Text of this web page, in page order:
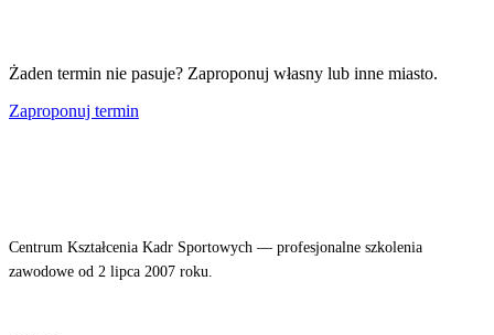
Żaden termin nie pasuje? Zaproponuj własny lub inne miasto.
Zaproponuj termin
Centrum Kształcenia Kadr Sportowych — profesjonalne szkolenia
zawodowe od 2 lipca 2007 roku.